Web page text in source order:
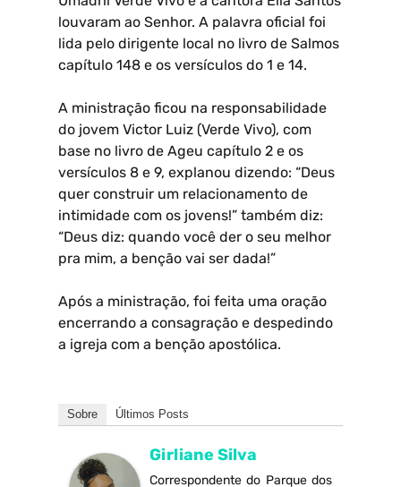
louvaram ao Senhor. A palavra oficial foi
lida pelo dirigente local no livro de Salmos
capítulo 148 e os versículos do 1 e 14.
A ministração ficou na responsabilidade
do jovem Victor Luiz (Verde Vivo), com
base no livro de Ageu capítulo 2 e os
versículos 8 e 9, explanou dizendo: “Deus
quer construir um relacionamento de
intimidade com os jovens!” também diz:
“Deus diz: quando você der o seu melhor
pra mim, a benção vai ser dada!”
Após a ministração, foi feita uma oração
encerrando a consagração e despedindo
a igreja com a benção apostólica.
Sobre Últimos Posts
Girliane Silva
Correspondente do Parque dos